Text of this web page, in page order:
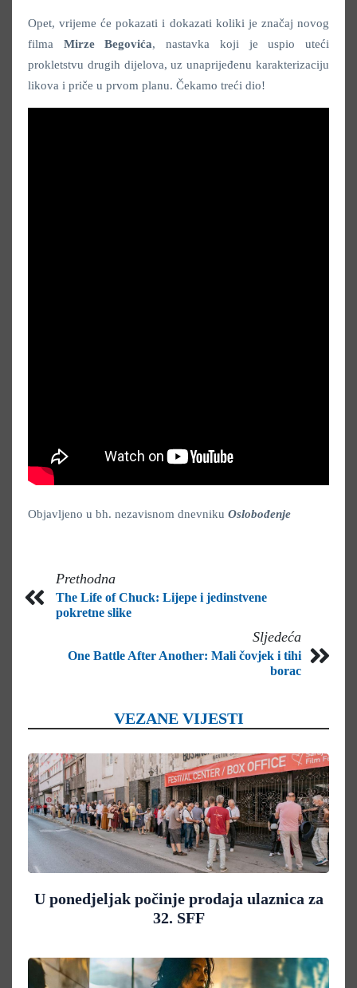
Opet, vrijeme će pokazati i dokazati koliki je značaj novog
filma Mirze Begovića, nastavka koji je uspio uteći
prokletstvu drugih dijelova, uz unaprijeđenu karakterizaciju
likova i priče u prvom planu. Čekamo treći dio!
Objavljeno u bh. nezavisnom dnevniku Oslobođenje
Prethodna
The Life of Chuck: Lijepe i jedinstvene
pokretne slike
Sljedeća
One Battle After Another: Mali čovjek i tihi
borac
VEZANE VIJESTI
U ponedjeljak počinje prodaja ulaznica za
32. SFF